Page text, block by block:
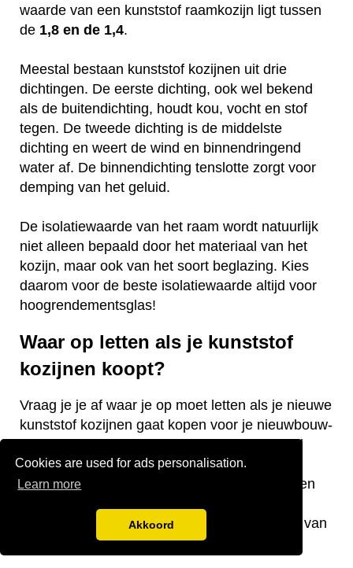
Cookies are used for ads personalisation.
Learn more
Akkoord
waarde van een kunststof raamkozijn ligt tussen
de 1,8 en de 1,4.
Meestal bestaan kunststof kozijnen uit drie
dichtingen. De eerste dichting, ook wel bekend
als de buitendichting, houdt kou, vocht en stof
tegen. De tweede dichting is de middelste
dichting en weert de wind en binnendringend
water af. De binnendichting tenslotte zorgt voor
demping van het geluid.
De isolatiewaarde van het raam wordt natuurlijk
niet alleen bepaald door het materiaal van het
kozijn, maar ook van het soort beglazing. Kies
daarom voor de beste isolatiewaarde altijd voor
hoogrendementsglas!
Waar op letten als je kunststof
kozijnen koopt?
Vraag je je af waar je op moet letten als je nieuwe
kunststof kozijnen gaat kopen voor je nieuwbouw-
of bestaande woning? Wij hebben een aantal
nuttige tips voor je! De keurmerken van de
kozijnen, welke isolatiewaarde je nodig hebt en
belangrijke aandachtspunten bij de aanschaf van
kunststof kozijnen.